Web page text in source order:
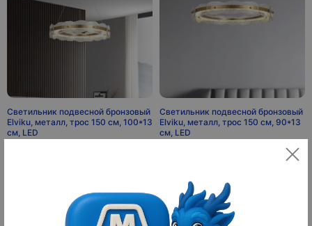
Светильник подвесной бронзовый
Elviku, металл, трос 150 см, 100*13
см, LED
10
оплачено
Светильник подвесной бронзовый
Elviku, металл, трос 150 см, 90*13
см, LED